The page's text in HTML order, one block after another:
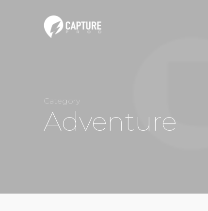
Category
Adventure